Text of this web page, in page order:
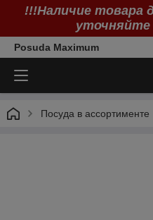
!!!Наличие товара
Posuda Maximum
Посуда в ассортименте